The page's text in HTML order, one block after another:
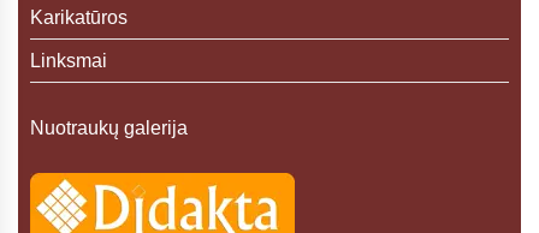
Karikatūros
Linksmai
Nuotraukų galerija